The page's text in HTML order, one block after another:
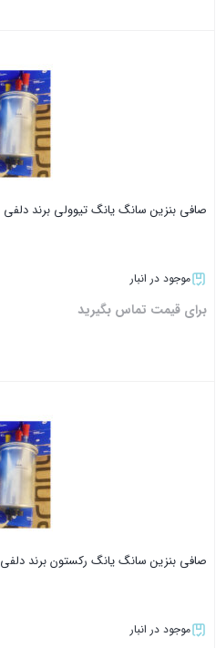
صافی بنزین سانگ یانگ تیوولی برند دلفی
موجود در انبار
برای قیمت تماس بگیرید
صافی بنزین سانگ یانگ رکستون برند دلفی
موجود در انبار